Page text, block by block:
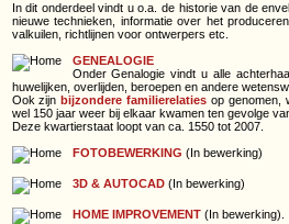
In dit onderdeel vindt u o.a. de historie van de
nieuwe technieken, informatie over het
valkuilen, richtlijnen voor ontwerpers etc.
GENEALOGIE
Onder Genalogie vindt u alle
huwelijken, overlijden, beroepen en andere
Ook zijnbijzondere familierelaties op genomen,
wel 150 jaar weer bij elkaar kwamen ten gevolge
Deze kwartierstaat loopt van ca. 1550 tot 2007.
FOTOBEWERKING (In bewerking)
3D & AUTOCAD(In bewerking)
HOME IMPROVEMENT(In bewerking).